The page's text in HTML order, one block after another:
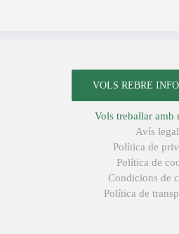
VOLS REBRE
Vols treballar amb
Avís legal
Política de
Política de
Condicions de
Política de